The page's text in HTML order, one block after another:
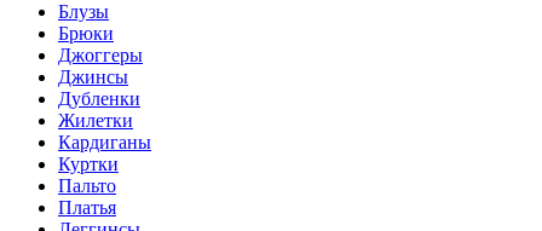
Блузы
Брюки
Джоггеры
Джинсы
Дубленки
Жилетки
Кардиганы
Куртки
Пальто
Платья